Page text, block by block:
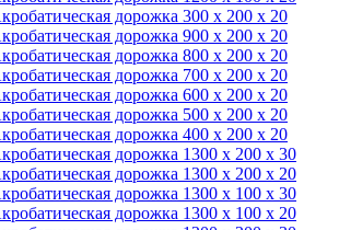
дорожка 300 x 200 x 20
дорожка 900 x 200 x 20
дорожка 800 x 200 x 20
дорожка 700 x 200 x 20
дорожка 600 x 200 x 20
дорожка 500 x 200 x 20
дорожка 400 x 200 x 20
дорожка 1300 x 200 x 30
дорожка 1300 x 200 x 20
дорожка 1300 x 100 x 30
дорожка 1300 x 100 x 20